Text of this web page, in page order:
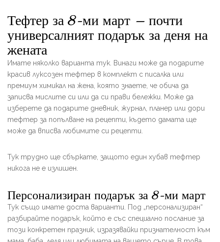
Тефтер за 8-ми март – почти
универсалният подарък за деня на
жената
Имате няколко варианта тук. Винаги може да подарите
красив луксозен тефтер в комплект с писалка или
премиум химикал на жена, която знаете, че обича да
записва мислите си или да си прави бележки. Може да
изберете да подарите дневник, журнал, планер или дори
тефтер за попълване на рецепти, където дамата ще
може да вписва любимите си рецепти.
Тук трудно ще сбъркате, защото един хубав тефтер
никога не е излишен.
Персонализиран подарък за 8-ми март
Тук също имате доста варианти. Под „персонализиран“
разбирайте подарък, който е със специално послание за
този конкретен празник, изразявайки признателност към